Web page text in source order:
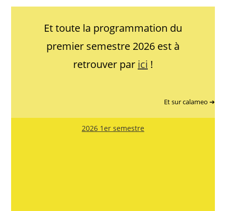
Et toute la programmation du
premier semestre 2026 est à
retrouver par ici !
Et sur calameo ➔
2026 1er semestre